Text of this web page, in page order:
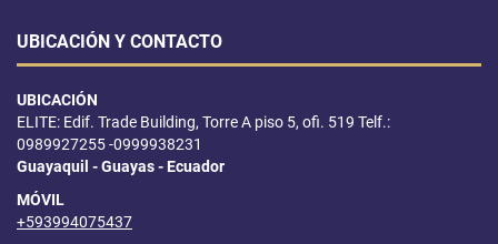
UBICACIÓN Y CONTACTO
UBICACIÓN
ELITE: Edif. Trade Building, Torre A piso 5, ofi. 519 Telf.:
0989927255 -0999938231
Guayaquil - Guayas - Ecuador
MÓVIL
+593994075437